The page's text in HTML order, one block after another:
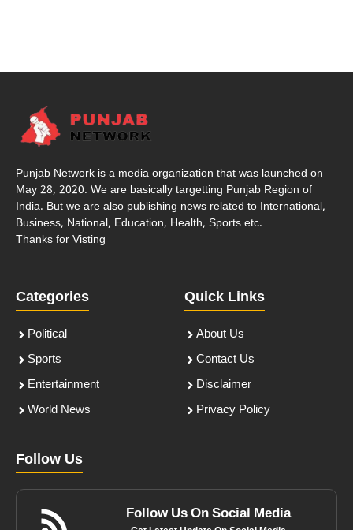
Punjab Network is a media organization that was launched on
May 28, 2020. We are basically targetting Punjab Region of
India. But we are also publishing news related to International,
Business, National, Education, Health, Sports etc.
Thanks for Visting
Categories
Political
Sports
Entertainment
World News
Quick Links
About Us
Contact Us
Disclaimer
Privacy Policy
Follow Us
Follow Us On Social Media